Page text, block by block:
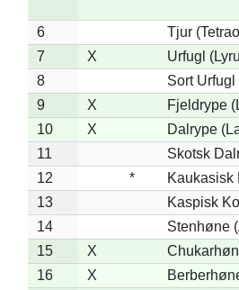
6
Tjur
7
X
Urfugl
8
Sort
9
X
Fjeldrype
10
X
Dalrype
11
Skotsk
12
*
Kaukasisk
13
Kaspisk
14
Stenhøne
15
X
16
X